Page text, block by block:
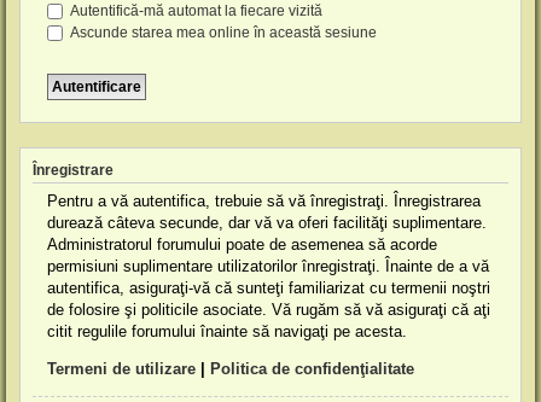
Autentifică-mă automat la fiecare vizită
Ascunde starea mea online în această sesiune
Înregistrare
Pentru a vă autentifica, trebuie să vă înregistraţi. Înregistrarea
durează câteva secunde, dar vă va oferi facilităţi suplimentare.
Administratorul forumului poate de asemenea să acorde
permisiuni suplimentare utilizatorilor înregistraţi. Înainte de a vă
autentifica, asiguraţi-vă că sunteţi familiarizat cu termenii noştri
de folosire şi politicile asociate. Vă rugăm să vă asiguraţi că aţi
citit regulile forumului înainte să navigaţi pe acesta.
Termeni de utilizare Politica de confidenţialitate